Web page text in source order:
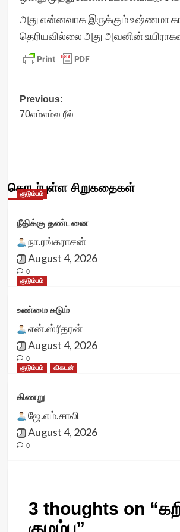
அது என்னவாக இருக்கும் உஷ்ணமா
தெரியவில்லை ‌அது அவனின்
Post
navigation
Previous:
70எம்எம்ல ரீல்
தொடர்புள்ள சிறுகதைகள்
குடும்பம்
நீதிக்கு தண்டனை
நா.ரங்கராசன்
August 4, 2026
0
குடும்பம்
உண்மை சுடும்
என்.ஸ்ரீதரன்
August 4, 2026
0
குடும்பம்
விகடன்
கிணறு
ஜே.எம்.சாலி
August 4, 2026
0
3 thoughts on “